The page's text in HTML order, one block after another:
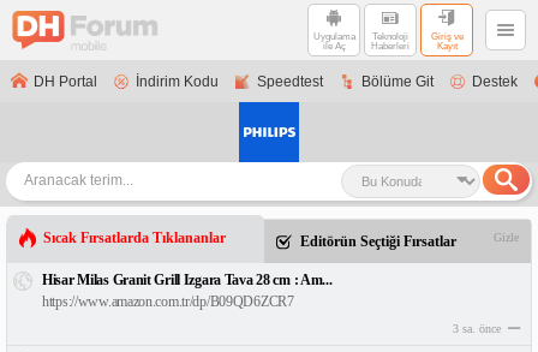
Uygulama
ile Aç
Teknoloji
Haberleri
Giriş ve
Kayıt
DH Portal İndirim Kodu Speedtest Bölüme Git Destek
Sıcak Fırsatlarda Tıklananlar Editörün Seçtiği Fırsatlar Gizle
Hisar Milas Granit Grill Izgara Tava 28 cm : Am...
https://www.amazon.com.tr/dp/B09QD6ZCR7
3 sa. önce